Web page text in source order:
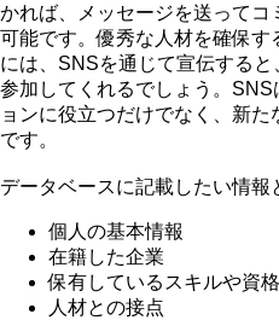
かれば、メッセージを送って
可能です。優秀な人材を確保
には、SNSを通じて宣伝する
参加してくれるでしょう。
ョンに役立つだけでなく、新
です。
データベースに記載したい情報
個人の基本情報
在籍した企業
保有しているスキルや資格
人材との接点